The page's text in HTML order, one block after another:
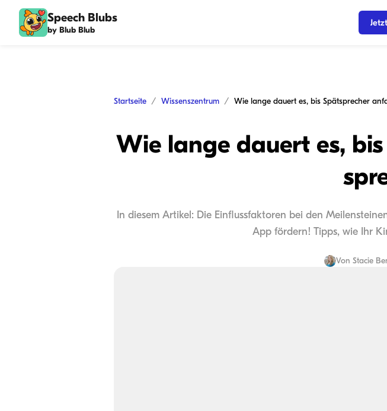
Speech Blubs
by Blub Blub
Startseite Wissenszentrum
Wie lange dauert es,
In diesem Artikel: Die Einflussfaktoren bei den
App fördern! Tipps, wie Ihr
Von Stacie